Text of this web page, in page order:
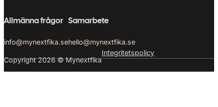
Allmänna frågor
info@mynextfika.se
Samarbete
hello@mynextfika.se
Copyright 2026 © Mynextfika
Integritetspolicy